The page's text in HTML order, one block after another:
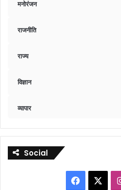
मनोरंजन
राजनीति
राज्य
विज्ञान
व्यापार
Social
Facebook